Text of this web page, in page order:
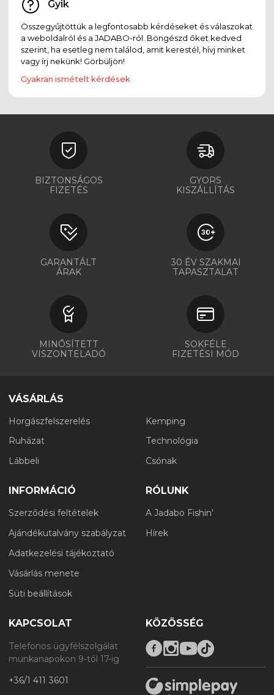
Gyik
Összegyűjtöttük a legfontosabb kérdéseket és válaszokat
a weboldalról és a JADABO-ról. Böngészd őket kedved
szerint, ha esetleg nem találod, amit kerestél, hívj minket
vagy írj nekünk! Görbüljön!
Gyakran ismételt kérdések
BIZTONSÁGOS
FIZETÉS
GYORS
KISZÁLLÍTÁS
GARANTÁLT
ÁRAK
30 ÉV SZAKMAI
TAPASZTALAT
MINŐSÍTETT
VISZONTELADÓ
SOKFÉLE
FIZETÉSI MÓD
VÁSÁRLÁS
Horgászfelszerelés
Ruházat
Lábbeli
Kemping
Technológia
Csónak
INFORMÁCIÓ
Szerződési feltételek
Ajándékutalvány szabályzat
Adatkezelési tájékoztató
Vásárlás menete
Süti beállítások
RÓLUNK
A Jadabo Fishin'
Hírek
KAPCSOLAT
Telefonos ügyfélszolgálat
munkanapokon 9-től 17-ig
+36/1 411 3601
KÖZÖSSÉG